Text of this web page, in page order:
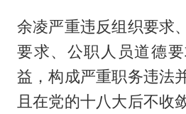
余凌严重违反组织要求
要求、公职人员道德
益，构成严重职务违法
且在党的十八大后不收